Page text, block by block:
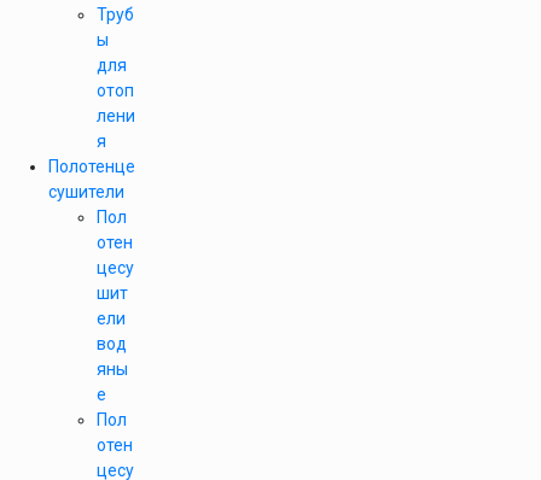
Труб
ы
для
отоп
лени
я
Полотенце
сушители
Пол
отен
цесу
шит
ели
вод
яны
е
Пол
отен
цесу